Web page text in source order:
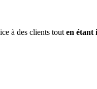
à des clients tout en étant